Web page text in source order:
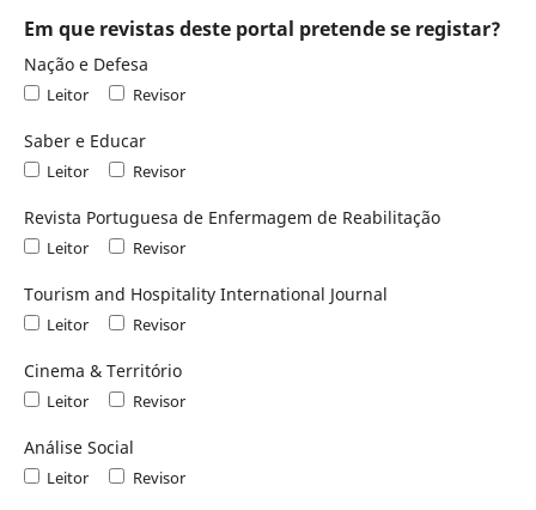
Em que revistas deste portal pretende se registar?
Nação e Defesa
Leitor Revisor
Saber e Educar
Leitor Revisor
Revista Portuguesa de Enfermagem de Reabilitação
Leitor Revisor
Tourism and Hospitality International Journal
Leitor Revisor
Cinema & Território
Leitor Revisor
Análise Social
Leitor Revisor